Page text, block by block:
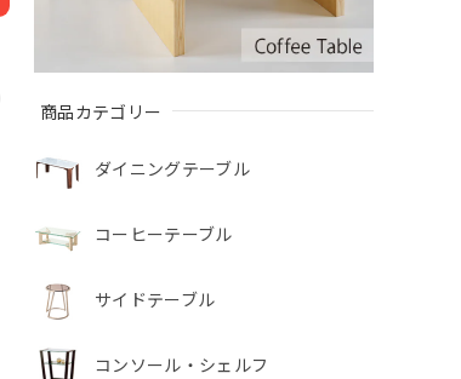
商品カテゴリー
ダイニングテーブル
コーヒーテーブル
サイドテーブル
コンソール・シェルフ